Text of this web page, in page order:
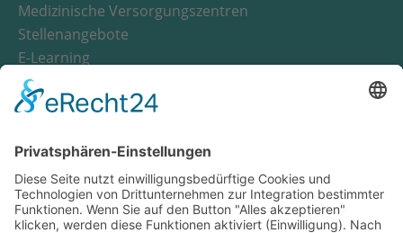
Medizinische Versorgungszentren
Stellenangebote
E-Learning
Wichtige Nummern